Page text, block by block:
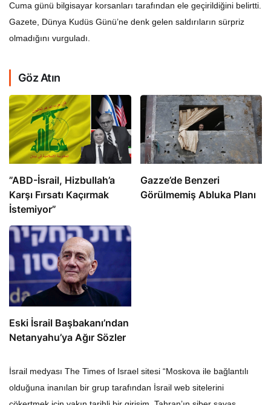
Cuma günü bilgisayar korsanları tarafından ele geçirildiğini belirtti.
Gazete, Dünya Kudüs Günü’ne denk gelen saldırıların sürpriz
olmadığını vurguladı.
Göz Atın
​​​​​​​”ABD-İsrail, Hizbullah’a
Karşı Fırsatı Kaçırmak
İstemiyor”
​​​​​​​Gazze’de Benzeri
Görülmemiş Abluka Planı
Eski İsrail Başbakanı’ndan
Netanyahu’ya Ağır Sözler
İsrail medyası The Times of Israel sitesi “Moskova ile bağlantılı
olduğuna inanılan bir grup tarafından İsrail web sitelerini